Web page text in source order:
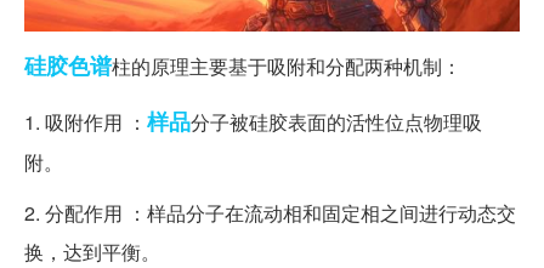
硅胶色谱柱的原理主要基于吸附和分配两种机制：
1. 吸附作用 ： 样品分子被硅胶表面的活性位点物理吸
附。
2. 分配作用 ：样品分子在流动相和固定相之间进行动态交
换，达到平衡。